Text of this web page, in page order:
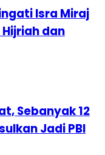
Isra Miraj
dan
Sebanyak 12
Jadi PBI